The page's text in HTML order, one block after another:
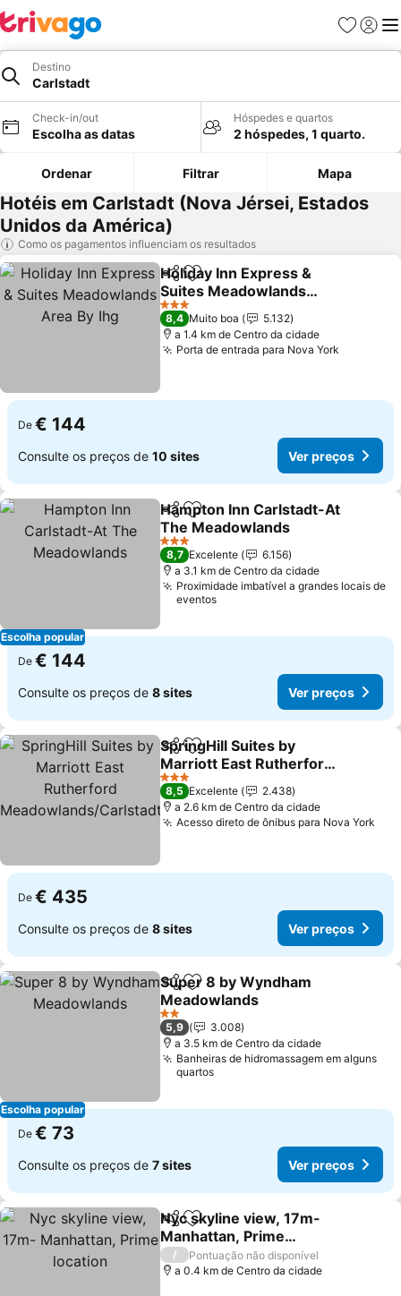
Favoritos
Iniciar
Destino
Carlstadt
Check-in/out
Escolha as datas
Hóspedes e quartos
2 hóspedes, 1 quarto.
Ordenar Filtrar Mapa
Hotéis em Carlstadt (Nova Jérsei, Estados
Unidos da América)
Como os pagamentos influenciam os resultados
PartilharAdicionar aos favoritos
Holiday Inn Express &
Suites Meadowlands
Area By Ihg
3 Estrelas
8,4 Muito boa
5.132
a 1.4 km de Centro da cidade
Porta de entrada para Nova York
De € 144
Consulte os preços de 10 sites Ver preços
Escolha popular
PartilharAdicionar aos favoritos
Hampton Inn Carlstadt-At
The Meadowlands
3 Estrelas
8,7 Excelente
6.156
a 3.1 km de Centro da cidade
Proximidade imbatível a grandes locais de
eventos
De € 144
Consulte os preços de 8 sites Ver preços
PartilharAdicionar aos favoritos
SpringHill Suites by
Marriott East Rutherford
Meadowlands/Carlstadt
3 Estrelas
8,5 Excelente
2.438
a 2.6 km de Centro da cidade
Acesso direto de ônibus para Nova York
De € 435
Consulte os preços de 8 sites Ver preços
Escolha popular
PartilharAdicionar aos favoritos
Super 8 by Wyndham
Meadowlands
2 Estrelas
5,9
3.008
a 3.5 km de Centro da cidade
Banheiras de hidromassagem em alguns
quartos
De € 73
Consulte os preços de 7 sites Ver preços
PartilharAdicionar aos favoritos
Nyc skyline view, 17m-
Manhattan, Prime
location
/
Pontuação não disponível
a 0.4 km de Centro da cidade